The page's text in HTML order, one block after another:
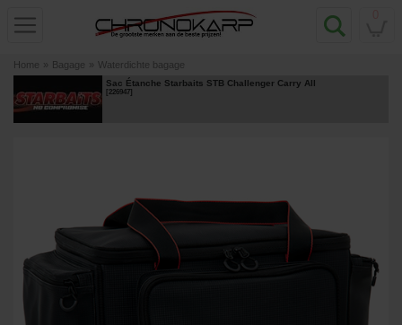
Home » Bagage » Waterdichte bagage
Sac Étanche Starbaits STB Challenger Carry All
[226947]